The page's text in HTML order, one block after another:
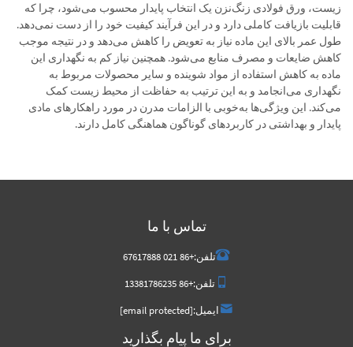
زیست، ورق فولادی زنگ‌نزن یک انتخاب پایدار محسوب می‌شود، چرا که
قابلیت بازیافت کاملی دارد و در این فرآیند کیفیت خود را از دست نمی‌دهد.
طول عمر بالای این ماده نیاز به تعویض را کاهش می‌دهد و در نتیجه موجب
کاهش ضایعات و مصرف منابع می‌شود. همچنین نیاز کم به نگهداری این
ماده به کاهش استفاده از مواد شوینده و سایر محصولات مربوط به
نگهداری می‌انجامد و به این ترتیب به حفاظت از محیط زیست کمک
می‌کند. این ویژگی‌ها به‌خوبی با الزامات مدرن در مورد راهکارهای مادی
پایدار و بهداشتی در کاربردهای گوناگون هماهنگی کامل دارند.
تماس با ما
تلفن:+86 021 67617888
تلفن:+86 13381786235
ایمیل:[email protected]
برای ما پیام بگذارید